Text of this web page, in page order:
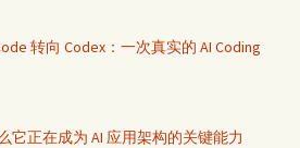
转向 Codex：一次真实的 AI Coding
它正在成为 AI 应用架构的关键能力